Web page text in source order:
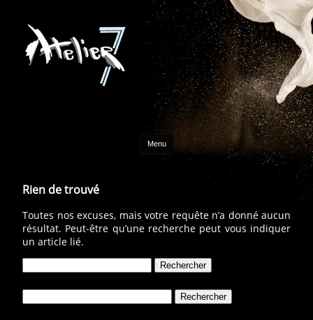
Menu Aller au contenu
Rien de trouvé
Toutes nos excuses, mais votre requête n’a donné aucun
résultat. Peut-être qu’une recherche peut vous indiquer
un article lié.